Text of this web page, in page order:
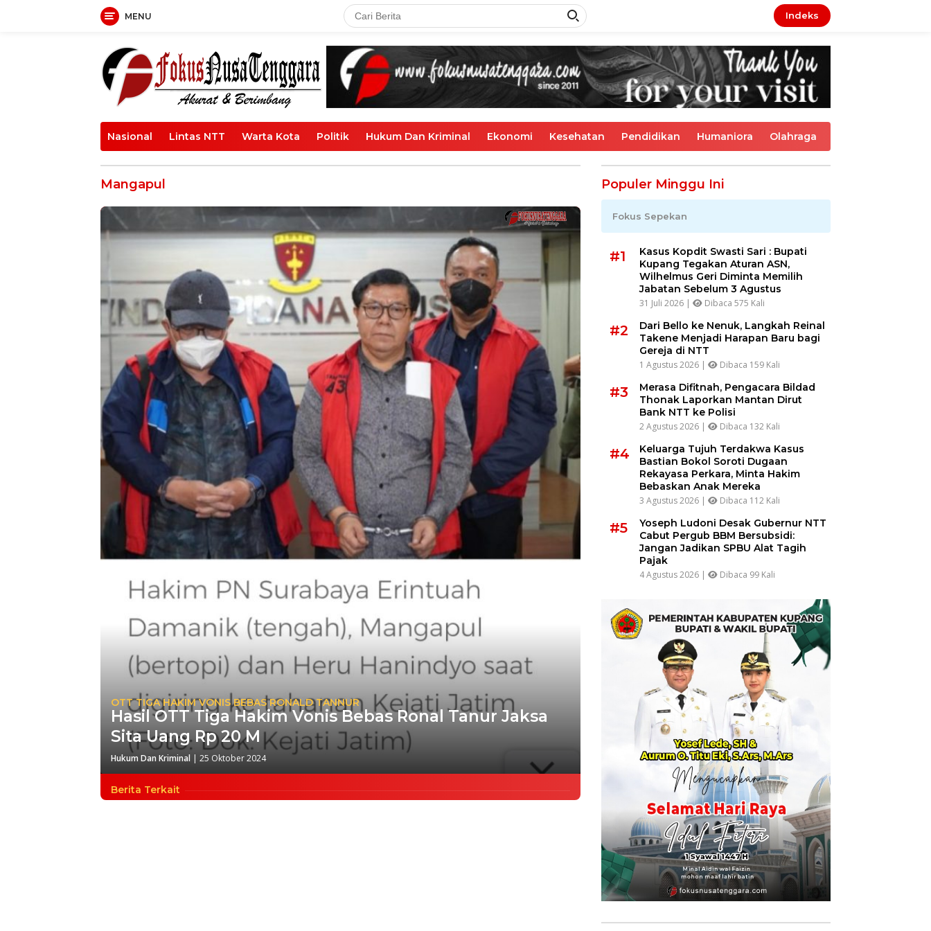
MENU Indeks
Nasional Lintas NTT Warta Kota Politik Hukum Dan Kriminal Ekonomi Kesehatan Pendidikan Humaniora Olahraga
Mangapul
OTT TIGA HAKIM VONIS BEBAS RONALD TANNUR
Hasil OTT Tiga Hakim Vonis Bebas Ronal Tanur Jaksa
Sita Uang Rp 20 M
Hukum Dan Kriminal 25 Oktober 2024
Berita Terkait
Populer Minggu Ini
Fokus Sepekan
#1
Kasus Kopdit Swasti Sari : Bupati
Kupang Tegakan Aturan ASN,
Wilhelmus Geri Diminta Memilih
Jabatan Sebelum 3 Agustus
31 Juli 2026 | Dibaca 575 Kali
#2
Dari Bello ke Nenuk, Langkah Reinal
Takene Menjadi Harapan Baru bagi
Gereja di NTT
1 Agustus 2026 | Dibaca 159 Kali
#3
Merasa Difitnah, Pengacara Bildad
Thonak Laporkan Mantan Dirut
Bank NTT ke Polisi
2 Agustus 2026 | Dibaca 132 Kali
#4
Keluarga Tujuh Terdakwa Kasus
Bastian Bokol Soroti Dugaan
Rekayasa Perkara, Minta Hakim
Bebaskan Anak Mereka
3 Agustus 2026 | Dibaca 112 Kali
#5
Yoseph Ludoni Desak Gubernur NTT
Cabut Pergub BBM Bersubsidi:
Jangan Jadikan SPBU Alat Tagih
Pajak
4 Agustus 2026 | Dibaca 99 Kali